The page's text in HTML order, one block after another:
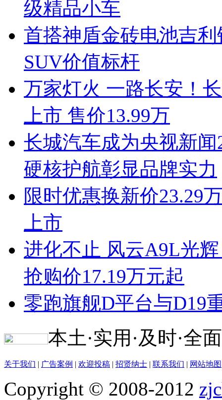
级精品小车
首搭神盾金砖电池吉
SUV价值标杆
万家灯火 一路长安！
上市 售价13.99万
长城汽车成为央视新
硬核护航彰显品牌实力
限时优惠换新价23.29
上市
进化不止 风云A9L光
抢购价17.19万元起
零跑旗舰D平台与D19
本土·实用·及时·全
关于我们 | 广告案例 | 欢迎投稿 | 招贤纳士 | 联系我们 | 网站地图
Copyright © 2008-2012